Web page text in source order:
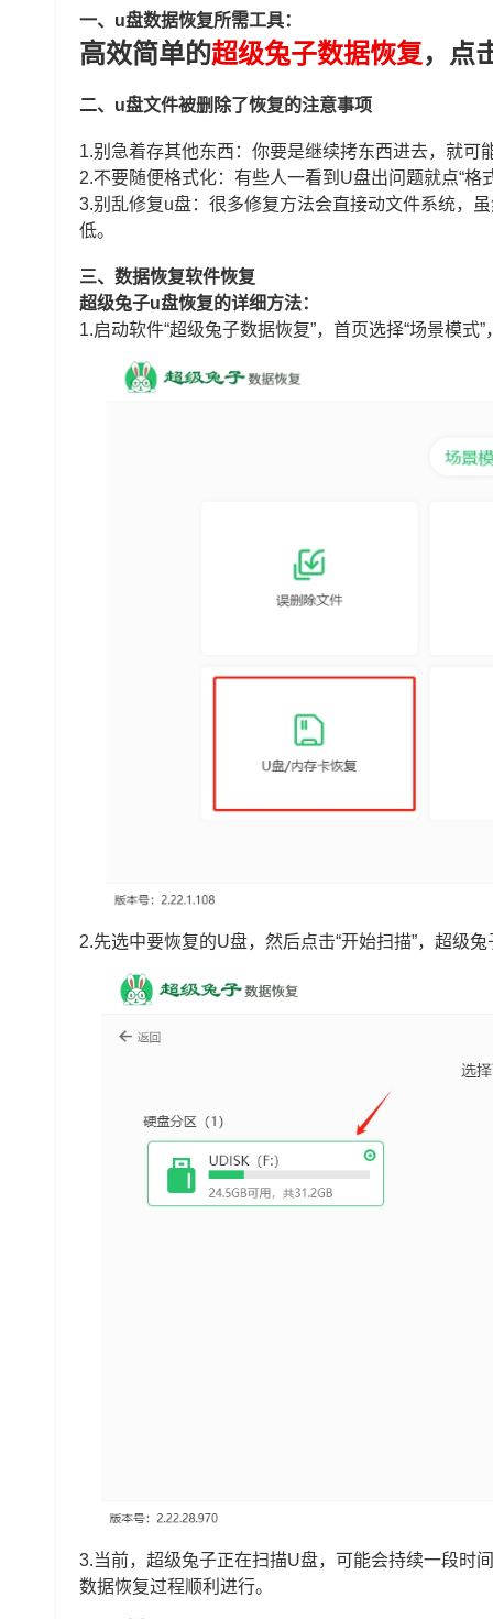
一、u盘数据恢复所需工具：
高效简单的超级兔子数据恢复，点
二、u盘文件被删除了恢复的注意事项
1.别急着存其他东西：你要是继续拷东西进去，就
2.不要随便格式化：有些人一看到U盘出问题就点“
3.别乱修复u盘：很多修复方法会直接动文件系统，
低。
三、数据恢复软件恢复
超级兔子u盘恢复的详细方法：
1.启动软件“超级兔子数据恢复”，首页选择“场景模
2.先选中要恢复的U盘，然后点击“开始扫描”，超级
3.当前，超级兔子正在扫描U盘，可能会持续一段时
数据恢复过程顺利进行。